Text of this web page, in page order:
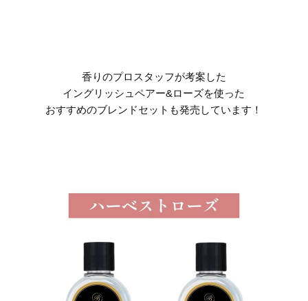
香りのプロスタッフが考案した
イングリッシュペアー&ローズを使った
おすすめのブレンドセットも発売しています！